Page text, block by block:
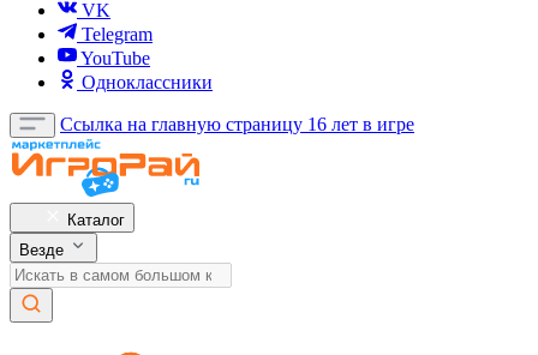
VK
Telegram
YouTube
Одноклассники
Ссылка на главную страницу 16 лет в игре
Каталог
Везде